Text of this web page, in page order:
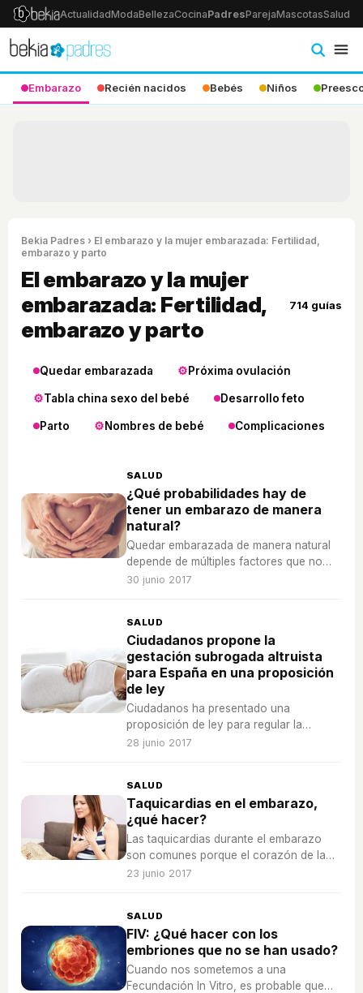
ActualidadModaBellezaCocinaPadresParejaMascotasSalud
Embarazo Recién nacidos Bebés Niños
Bekia Padres › El embarazo y la mujer embarazada: Fertilidad,
embarazo y parto
El embarazo y la mujer
embarazada: Fertilidad,
embarazo y parto
714 guías
Quedar embarazada Próxima ovulación
Tabla china sexo del bebé Desarrollo feto
Parto Nombres de bebé Complicaciones
SALUD
¿Qué probabilidades hay de
tener un embarazo de manera
natural?
Quedar embarazada de manera natural
depende de múltiples factores que no
siempre se cumplen, te contamos cuáles
30 junio 2017
SALUD
Ciudadanos propone la
gestación subrogada altruista
para España en una proposición
de ley
Ciudadanos ha presentado una
proposición de ley para regular la
gestación subrogada donde se pueden
28 junio 2017
SALUD
Taquicardias en el embarazo,
¿qué hacer?
Las taquicardias durante el embarazo
son comunes porque el corazón de la
futura madre tiene que trabajar más, aún
23 junio 2017
SALUD
FIV: ¿Qué hacer con los
embriones que no se han usado?
Cuando nos sometemos a una
Fecundación In Vitro, es probable que